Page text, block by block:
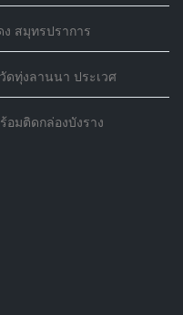
สมุทรปราการ
ดทุ่งลานนา ประเวศ
มติดกล่องบังราง